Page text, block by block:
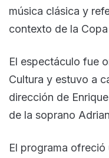
música clásica y
contexto de la
El espectáculo fue
Cultura y estuvo a
dirección de
de la soprano
El programa